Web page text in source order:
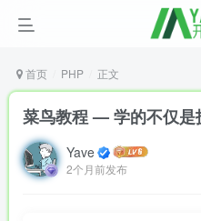
首页 PHP 正文
菜鸟教程 — 学的不仅是
Yave
2个月前发布